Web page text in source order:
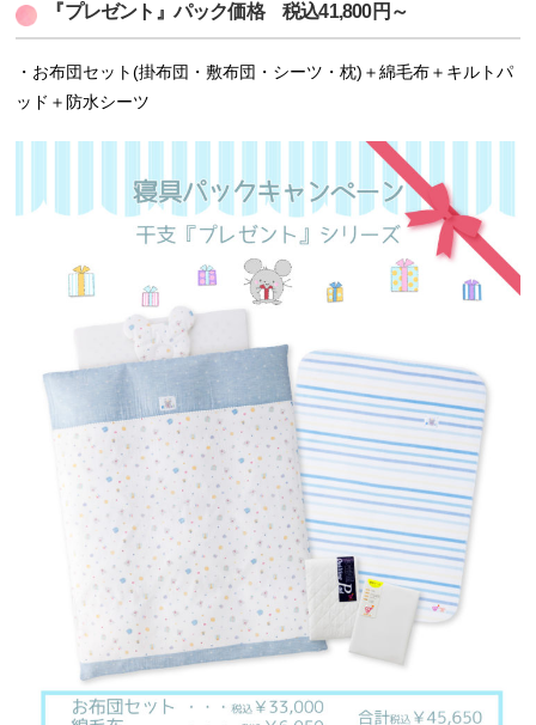
『プレゼント』パック価格 税込41,800円～
・お布団セット(掛布団・敷布団・シーツ・枕)＋綿毛布＋キルトパ
ッド＋防水シーツ